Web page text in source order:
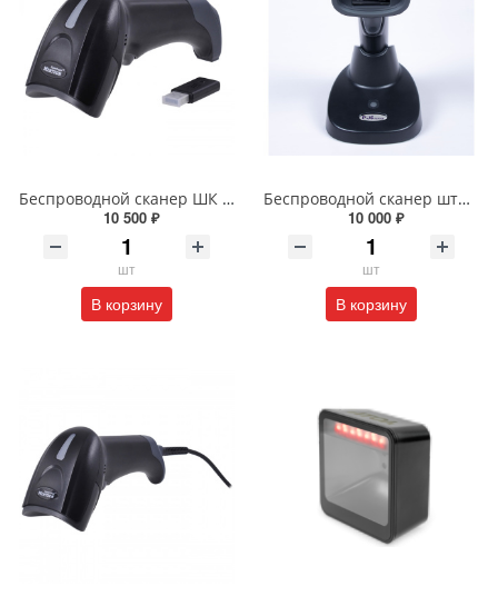
Беспроводной сканер ШК Mertech cl-2310 P2D
10 500 ₽
шт
В корзину
Беспроводной сканер штрихкода "POScenter SG-110-BT"
10 000 ₽
шт
В корзину